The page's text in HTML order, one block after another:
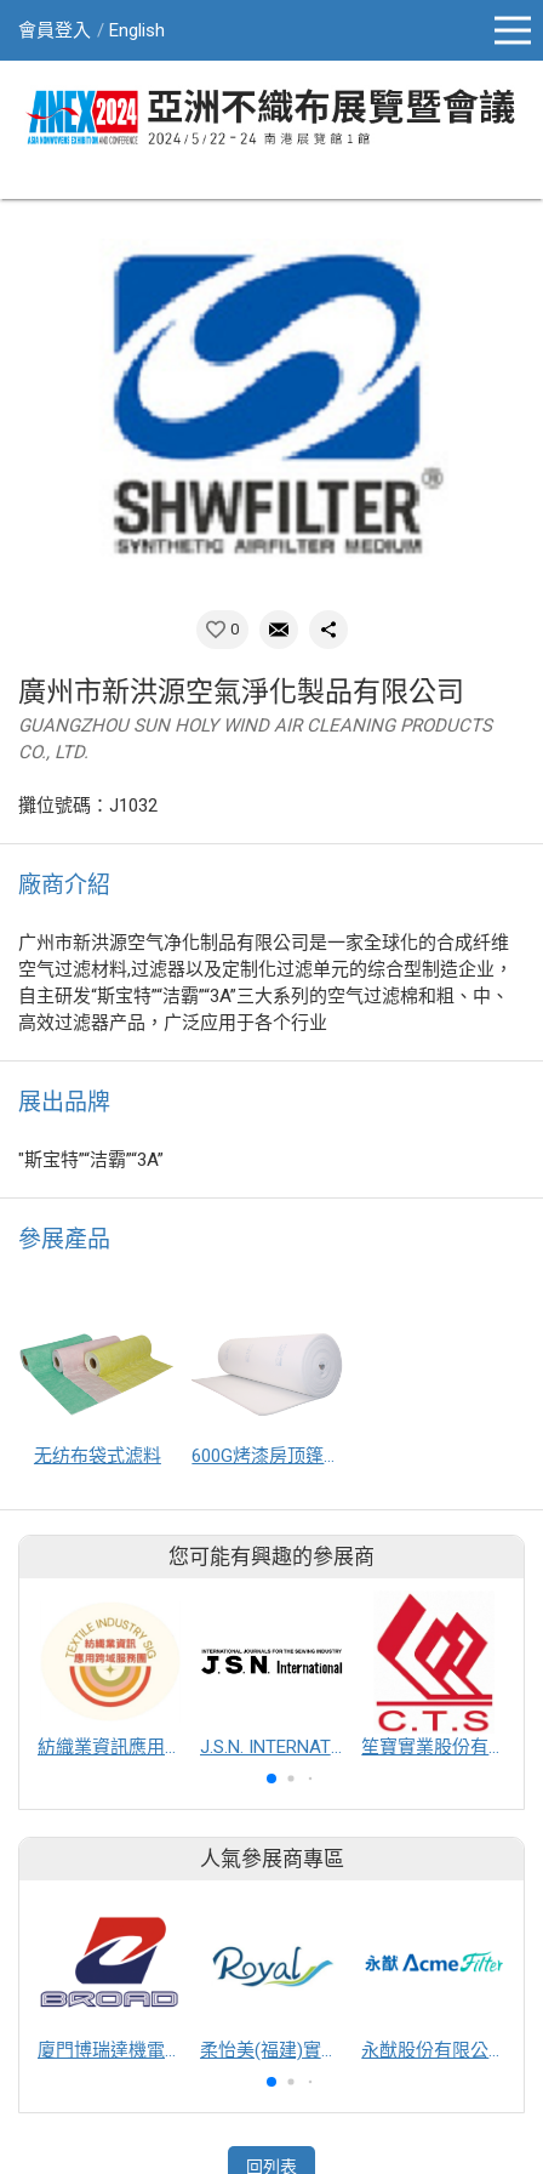
會員登入 English
0
廣州市新洪源空氣淨化製品有限公司
GUANGZHOU SUN HOLY WIND AIR CLEANING PRODUCTS
CO., LTD.
攤位號碼：J1032
廠商介紹
广州市新洪源空气净化制品有限公司是一家全球化的合成纤维
空气过滤材料,过滤器以及定制化过滤单元的综合型制造企业，
自主研发“斯宝特”“洁霸”“3A”三大系列的空气过滤棉和粗、中、
高效过滤器产品，广泛应用于各个行业
展出品牌
"斯宝特”“洁霸”“3A”
參展產品
无纺布袋式滤料 600G烤漆房顶篷过滤棉
您可能有興趣的參展商
紡織業資訊應用跨域服務團 J.S.N. INTERNATIONAL, INC. 笙寶實業股份有限公司
人氣參展商專區
廈門博瑞達機電工程有限公司 柔怡美(福建)實業股份有限公司 永猷股份有限公司
回列表